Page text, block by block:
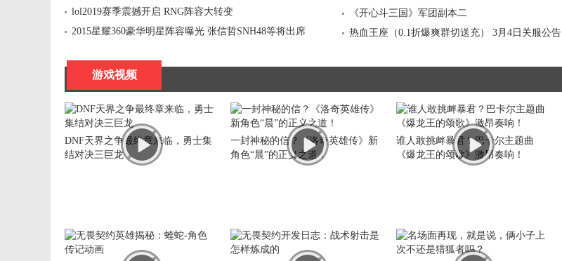
赛
lol2019赛季震撼开启 RNG阵容大转变
2015星耀360豪华明星阵容曝光 张信哲SNH48等将出席
《开心斗三国》军团副本二
热血王座（0.1折爆爽群切送充） 3月4日关服公告
游戏视频
DNF天界之争最终章来临，勇士集
结对决三巨龙
一封神秘的信？《洛奇英雄传》新
角色“晨”的正义之道！
谁人敢挑衅暴君？巴卡尔主题曲
《爆龙王的颂歌》激昂奏响！